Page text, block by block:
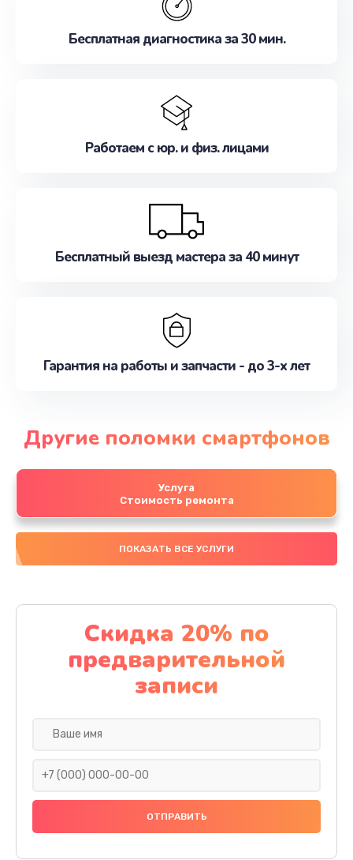
Бесплатная диагностика за 30 мин.
Работаем с юр. и физ. лицами
Бесплатный выезд мастера за 40 минут
Гарантия на работы и запчасти - до 3-х лет
Другие поломки смартфонов
Услуга
Стоимость ремонта
ПОКАЗАТЬ ВСЕ УСЛУГИ
Скидка 20% по
предварительной
записи